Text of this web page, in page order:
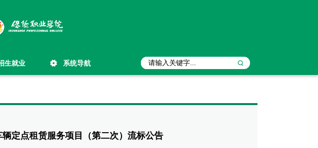
生就业 系统导航
定点租赁服务项目（第二次）流标公告